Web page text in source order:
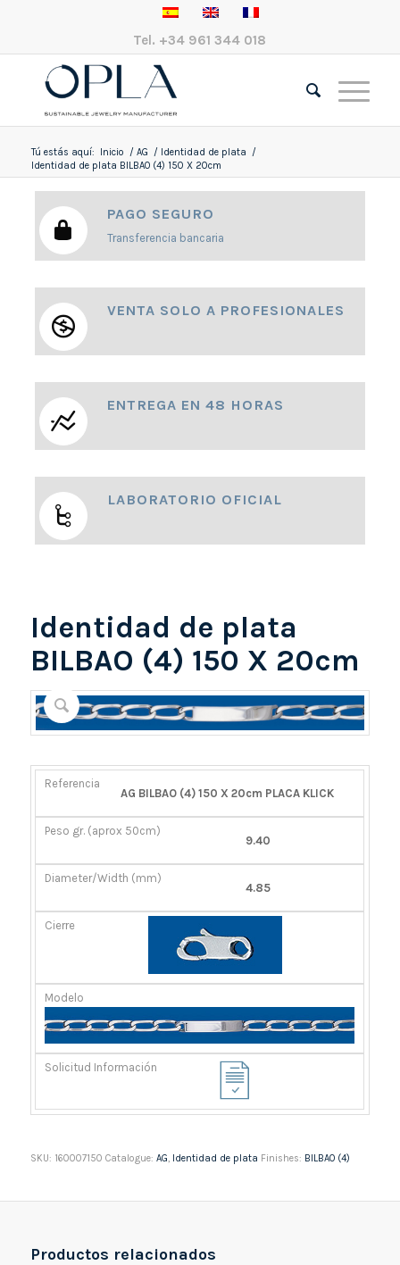
Tel. +34 961 344 018
Tú estás aquí: Inicio / AG / Identidad de plata
/
Identidad de plata BILBAO (4) 150 X 20cm
PAGO SEGURO
Transferencia bancaria
VENTA SOLO A PROFESIONALES
ENTREGA EN 48 HORAS
LABORATORIO OFICIAL
Identidad de plata
BILBAO (4) 150 X 20cm
REFERENCIA
PESO
(APROX
DIÁMETRO/ANCHO
AG BILBAO (4) 150 X 20cm PLACA KLICK
9.40
4.85
SKU: 160007150 Catalogue: AG Identidad de plata Finishes: BILBAO (4)
Productos relacionados